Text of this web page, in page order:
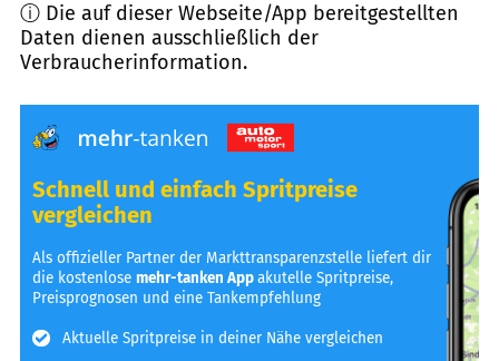
ⓘ Die auf dieser Webseite/App bereitgestellten
Daten dienen ausschließlich der
Verbraucherinformation.
Schnell und einfach Spritpreise
vergleichen
Als offizieller Partner der Markttransparenzstelle liefert dir
die kostenlosemehr-tanken Appakutelle Spritpreise,
Preisprognosen und eine Tankempfehlung
Aktuelle Spritpreise in deiner Nähe vergleichen